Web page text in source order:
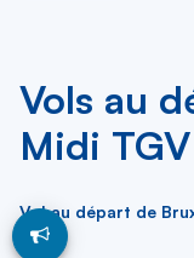
Vols au
Midi TGV
Vol au départ de